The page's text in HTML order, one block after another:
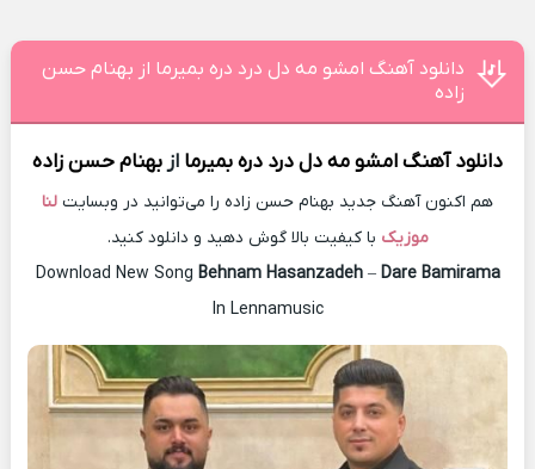
دانلود آهنگ امشو مه دل درد دره بمیرما از بهنام حسن
زاده
دانلود آهنگامشو مه دل درد دره بمیرما ازبهنام حسن زاده
هم اکنون آهنگ جدید بهنام حسن زاده را می‌توانید در وبسایت لنا
موزیک با کیفیت بالا گوش دهید و دانلود کنید.
Download New Song Behnam Hasanzadeh– Dare Bamirama
In Lennamusic